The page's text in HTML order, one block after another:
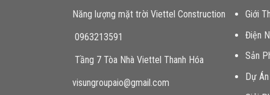
Năng lượng mặt trời Viettel Construction
0963213591
Tầng 7 Tòa Nhà Viettel Thanh Hóa
visungroupaio@gmail.com
Giới
Điện
Sản
Dự